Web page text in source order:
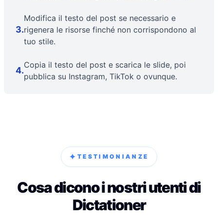
3.
Modifica il testo del post se necessario e
rigenera le risorse finché non corrispondono al
tuo stile.
4.
Copia il testo del post e scarica le slide, poi
pubblica su Instagram, TikTok o ovunque.
✦ TESTIMONIANZE
Cosa dicono i nostri utenti di
Dictationer